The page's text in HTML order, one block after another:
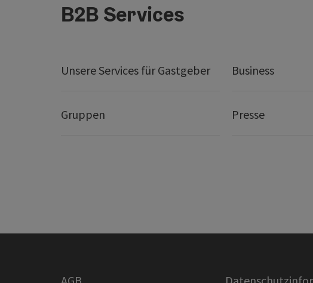
B2B Services
Unsere Services für Gastgeber Business
Gruppen Presse